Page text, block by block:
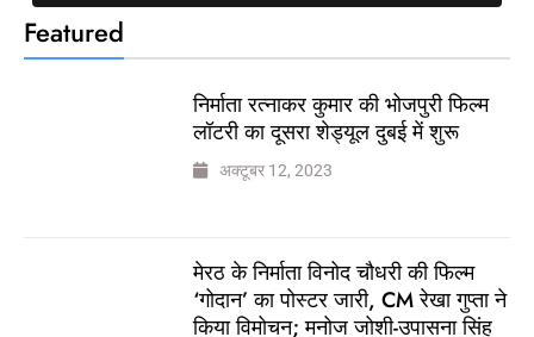
Featured
निर्माता रत्नाकर कुमार की भोजपुरी फिल्म
लॉटरी का दूसरा शेड्यूल दुबई में शुरू
अक्टूबर 12, 2023
मेरठ के निर्माता विनोद चौधरी की फिल्म
‘गोदान’ का पोस्टर जारी, CM रेखा गुप्ता ने
किया विमोचन; मनोज जोशी-उपासना सिंह